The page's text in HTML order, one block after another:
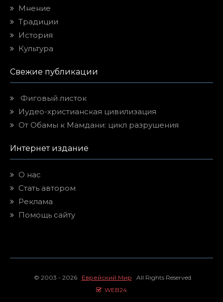
Мнение
Традиции
История
Культура
Свежие публикации
Фиговый листок
Иудео-христианская цивилизация
От Обамы к Мамдани: цикл разрушения
Интернет издание
О нас
Стать автором
Реклама
Помощь сайту
© 2003 - 2026 Еврейский Мир All Rights Reserved.
WEB24